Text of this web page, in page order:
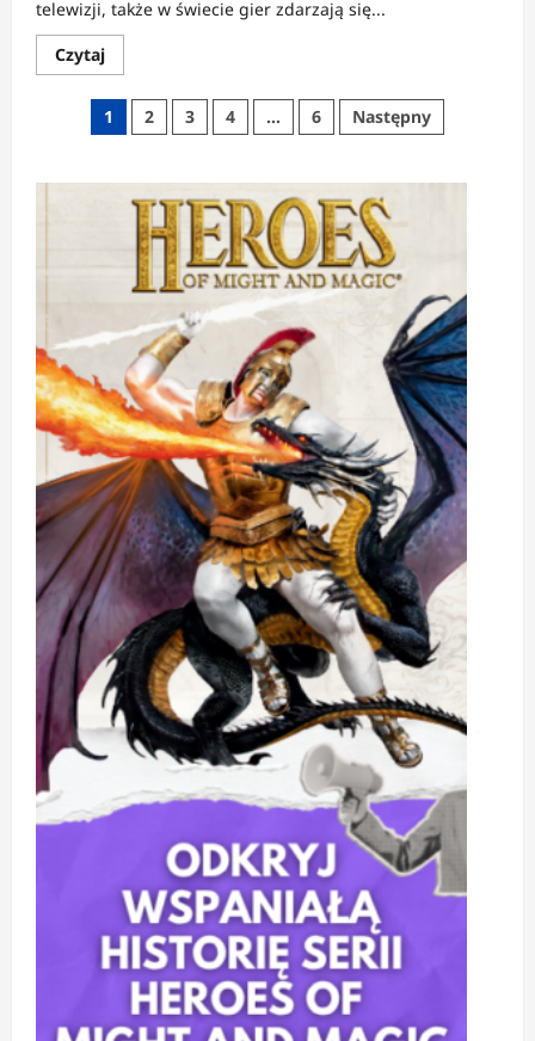
telewizji, także w świecie gier zdarzają się...
CzytajDowiedz
się
o
Shadow
Warrior
Stronicowanie
1 2 3 4 … 6 Następny